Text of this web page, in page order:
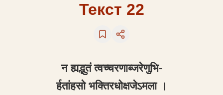
Текст 22
न ह्यद्भ‍ुतं त्वच्चरणाब्जरेणुभि-
र्हतांहसो भक्तिरधोक्षजेऽमला ।